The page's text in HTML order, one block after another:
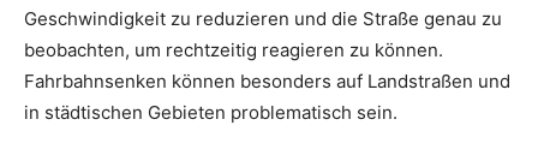
Geschwindigkeit zu reduzieren und die Straße genau zu
beobachten, um rechtzeitig reagieren zu können.
Fahrbahnsenken können besonders auf Landstraßen und
in städtischen Gebieten problematisch sein.